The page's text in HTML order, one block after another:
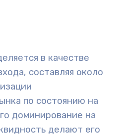
в качестве
составляя около
по состоянию на
доминирование на
делают его